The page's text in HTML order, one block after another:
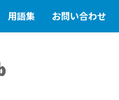
用語集 お問い合わせ